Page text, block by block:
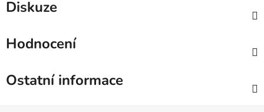
Diskuze
Hodnocení
Ostatní informace